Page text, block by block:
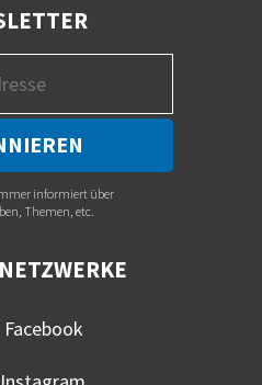
informiert über
Themen, etc.
Facebook